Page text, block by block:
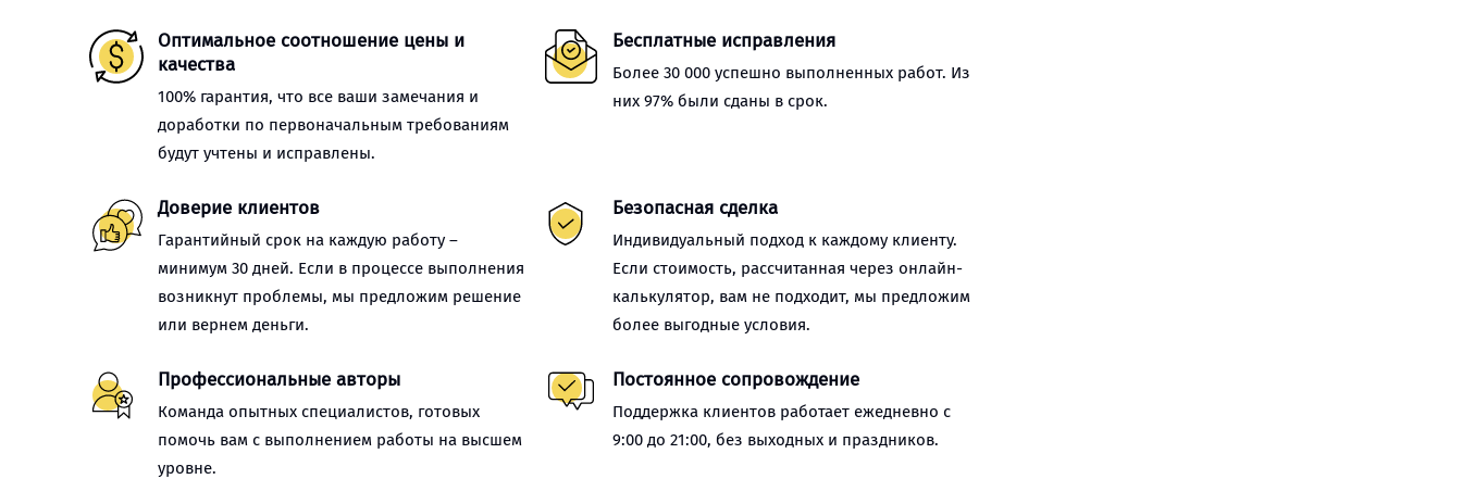
Оптимальное соотношение цены и
качества
100% гарантия, что все ваши замечания и
доработки по первоначальным требованиям
будут учтены и исправлены.
Бесплатные исправления
Более 30 000 успешно выполненных работ. Из
них 97% были сданы в срок.
Доверие клиентов
Гарантийный срок на каждую работу –
минимум 30 дней. Если в процессе выполнения
возникнут проблемы, мы предложим решение
или вернем деньги.
Безопасная сделка
Индивидуальный подход к каждому клиенту.
Если стоимость, рассчитанная через онлайн-
калькулятор, вам не подходит, мы предложим
более выгодные условия.
Профессиональные авторы
Команда опытных специалистов, готовых
помочь вам с выполнением работы на высшем
уровне.
Постоянное сопровождение
Поддержка клиентов работает ежедневно с
9:00 до 21:00, без выходных и праздников.